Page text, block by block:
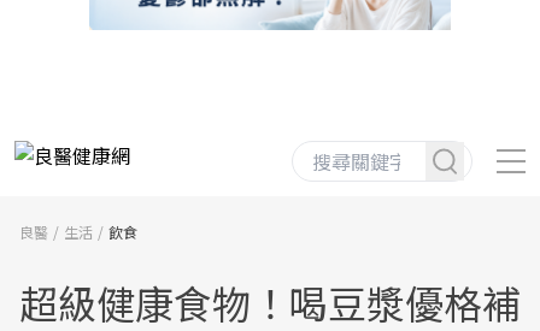
良醫 生活 飲食
超級健康食物！喝豆漿優格補